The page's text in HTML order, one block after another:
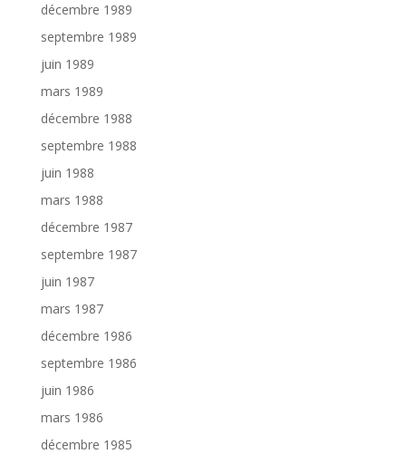
décembre 1989
septembre 1989
juin 1989
mars 1989
décembre 1988
septembre 1988
juin 1988
mars 1988
décembre 1987
septembre 1987
juin 1987
mars 1987
décembre 1986
septembre 1986
juin 1986
mars 1986
décembre 1985